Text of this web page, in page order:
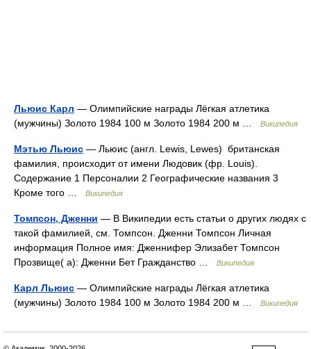
Льюис Карл — Олимпийские награды Лёгкая атлетика
(мужчины) Золото 1984 100 м Золото 1984 200 м …
Википедия
Мэтью Льюис — Льюис (англ. Lewis, Lewes) британская
фамилия, происходит от имени Людовик (фр. Louis).
Содержание 1 Персоналии 2 Географические названия 3
Кроме того …
Википедия
Томпсон, Дженни — В Википедии есть статьи о других людях с
такой фамилией, см. Томпсон. Дженни Томпсон Личная
информация Полное имя: Дженнифер Элизабет Томпсон
Прозвище( а): Дженни Бет Гражданство …
Википедия
Карл Льюис — Олимпийские награды Лёгкая атлетика
(мужчины) Золото 1984 100 м Золото 1984 200 м …
Википедия